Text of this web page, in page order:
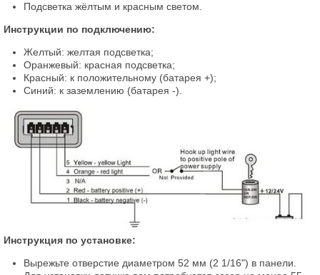
Подсветка жёлтым и красным светом.
Инструкции по подключению:
Желтый: желтая подсветка;
Оранжевый: красная подсветка;
Красный: к положительному (батарея +);
Синий: к заземлению (батарея -).
Инструкция по установке:
Вырежьте отверстие диаметром 52 мм (2 1/16") в панели.